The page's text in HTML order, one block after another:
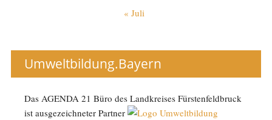
« Juli
Umweltbildung.Bayern
Das AGENDA 21 Büro des Landkreises Fürstenfeldbruck
ist ausgezeichneter Partner